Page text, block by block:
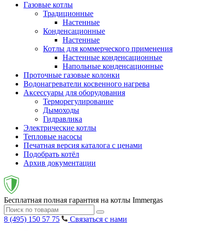
Газовые котлы
Традиционные
Настенные
Конденсационные
Настенные
Котлы для коммерческого применения
Настенные конденсационные
Напольные конденсационные
Проточные газовые колонки
Водонагреватели косвенного нагрева
Аксессуары для оборудования
Терморегулирование
Дымоходы
Гидравлика
Электрические котлы
Тепловые насосы
Печатная версия каталога с ценами
Подобрать котёл
Архив документации
Бесплатная полная гарантия на котлы Immergas
8 (495) 150 57 75
Связаться с нами